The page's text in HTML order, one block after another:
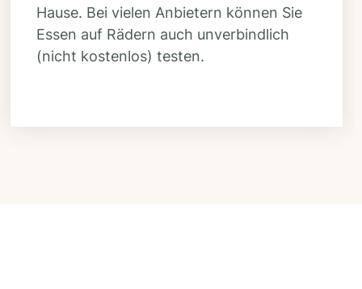
Hause. Bei vielen Anbietern können Sie
Essen auf Rädern auch unverbindlich
(nicht kostenlos) testen.